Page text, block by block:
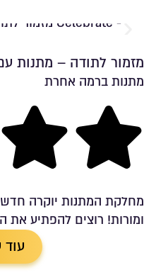
מזמור לתודה – מתנות
מתנות ברמה אחרת
שמירה ברשימת מועדפים
מחלקת המתנות יוקרה
ומורות! רוצים להפתיע את